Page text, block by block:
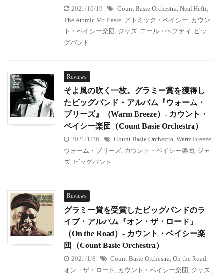
2021/10/19 Count Basie Orchestra Neal Hefti
The Atomic Mr. Basie アトミック・ベイシー カウン
ト・ベイシー楽団 ジャズ ニール・ヘフティ
ビッ
グバンド
Reviews
そよ風の吹く一枚。グラミー賞を獲得し
たビッグバンド・アルバム『ウォーム・
ブリーズ』（Warm Breeze）- カウント・
ベイシー楽団（Count Basie Orchestra）
2021/1/26 Count Basie Orchestra Warm Breeze
ウォーム・ブリーズ カウント・ベイシー楽団 ジャ
ズ ビッグバンド
Reviews
グラミー賞を受賞したビッグバンドのラ
イブ・アルバム『オン・ザ・ロード』
（On the Road）- カウント・ベイシー楽
団（Count Basie Orchestra）
2021/1/8 Count Basie Orchestra On the Road
オン・ザ・ロード カウント・ベイシー楽団 ジャズ